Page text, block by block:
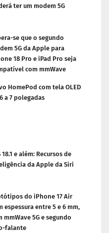
ter um modem 5G
se que o segundo
5G da Apple para
18 Pro e iPad Pro seja
com mmWave
HomePod com tela OLED
a 7 polegadas
18.1 e além: Recursos de
da Apple da Siri
do iPhone 17 Air
espessura entre 5 e 6 mm,
mmWave 5G e segundo
falante